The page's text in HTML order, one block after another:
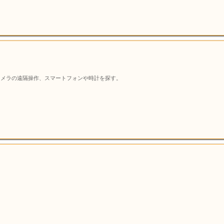
ラの遠隔操作、スマートフォンや時計を探す。